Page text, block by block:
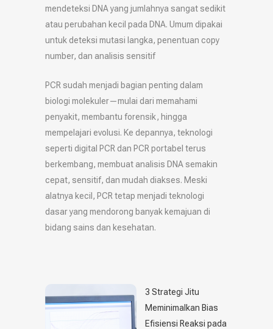
mendeteksi DNA yang jumlahnya sangat sedikit
atau perubahan kecil pada DNA. Umum dipakai
untuk deteksi mutasi langka, penentuan copy
number, dan analisis sensitif
PCR sudah menjadi bagian penting dalam
biologi molekuler—mulai dari memahami
penyakit, membantu forensik, hingga
mempelajari evolusi. Ke depannya, teknologi
seperti digital PCR dan PCR portabel terus
berkembang, membuat analisis DNA semakin
cepat, sensitif, dan mudah diakses. Meski
alatnya kecil, PCR tetap menjadi teknologi
dasar yang mendorong banyak kemajuan di
bidang sains dan kesehatan.
3 Strategi Jitu
Meminimalkan Bias
Efisiensi Reaksi pada